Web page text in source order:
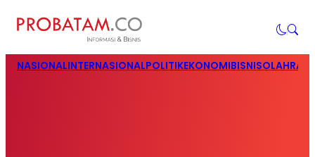
NASIONALINTERNASIONALPOLITIKEKONOMIBISNIS